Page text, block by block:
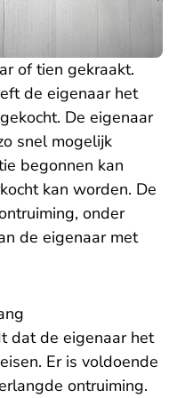
of tien gekraakt.
de eigenaar het
De eigenaar
snel mogelijk
begonnen kan
kan worden. De
onder
de eigenaar met
dat de eigenaar het
Er is voldoende
ontruiming.